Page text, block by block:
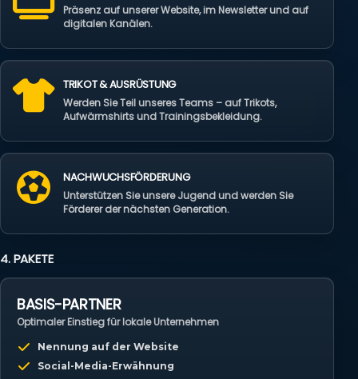
Präsenz auf unserer Website, im Newsletter und auf
digitalen Kanälen.
TRIKOT & AUSRÜSTUNG
Werden Sie Teil unseres Teams – auf Trikots,
Aufwärmshirts und Trainingsbekleidung.
NACHWUCHSFÖRDERUNG
Unterstützen Sie unsere Jugend und werden Sie
Förderer der nächsten Generation.
4. PAKETE
BASIS-PARTNER
Optimaler Einstieg für lokale Unternehmen
Nennung auf der Website
Social-Media-Erwähnung